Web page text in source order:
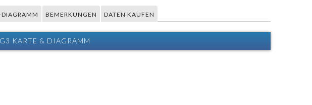
DIAGRAMM BEMERKUNGEN DATEN KAUFEN
KARTE & DIAGRAMM